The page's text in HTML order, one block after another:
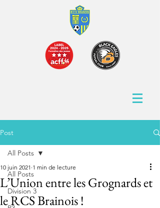
Post
All Posts
Division 3
All Posts
L’Union entre les Grognards et
le RCS Brainois !
10 juin 2021 1 min de lecture